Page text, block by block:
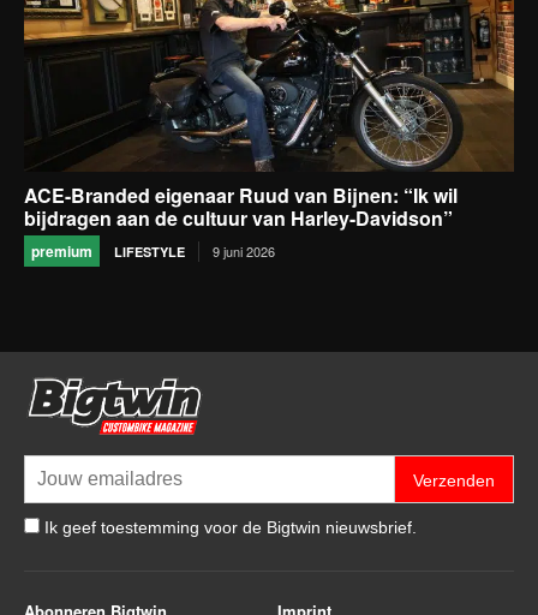
ACE-Branded eigenaar Ruud van Bijnen: “Ik wil
bijdragen aan de cultuur van Harley-Davidson”
premium LIFESTYLE 9 juni 2026
Verzenden
Ik geef toestemming voor de Bigtwin nieuwsbrief.
Abonneren Bigtwin Imprint